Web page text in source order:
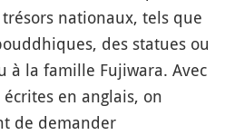
nationaux, tels que
des statues ou
à la famille Fujiwara. Avec
en anglais, on
de demander